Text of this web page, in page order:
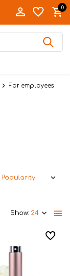
0
For employees
Show: